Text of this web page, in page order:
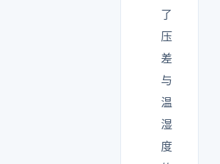
了
压
差
与
温
湿
度